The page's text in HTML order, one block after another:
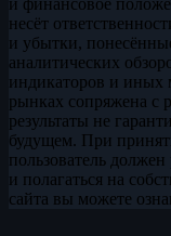
несёт
и убытки,
аналитических
индикаторов и иных
рынках сопряжена с
результаты не
будущем. При
пользователь
и полагаться на
сайта вы можете